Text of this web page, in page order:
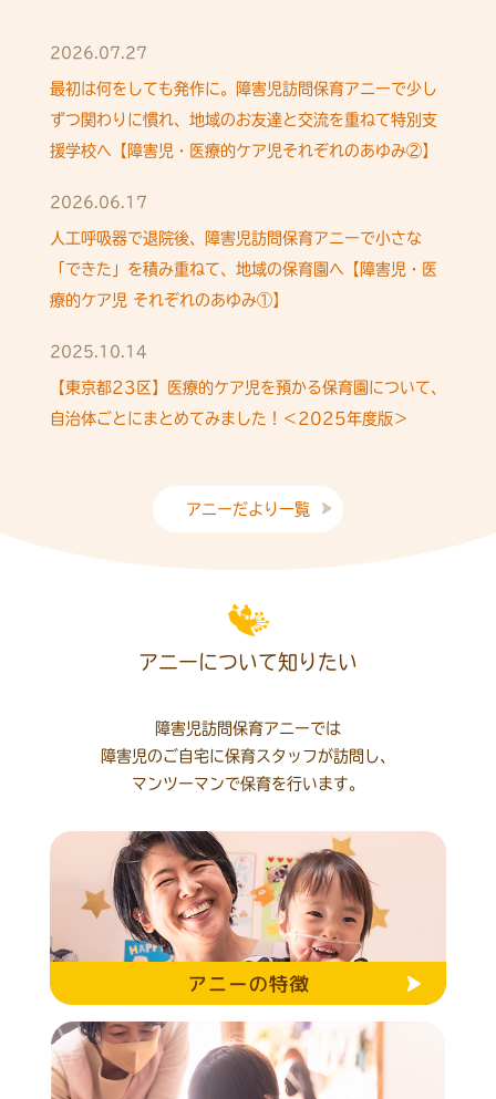
2026.07.27
最初は何をしても発作に。障害児訪問保育アニーで少し
ずつ関わりに慣れ、地域のお友達と交流を重ねて特別支
援学校へ【障害児・医療的ケア児それぞれのあゆみ②】
2026.06.17
人工呼吸器で退院後、障害児訪問保育アニーで小さな
「できた」を積み重ねて、地域の保育園へ【障害児・医
療的ケア児 それぞれのあゆみ①】
2025.10.14
【東京都23区】医療的ケア児を預かる保育園について、
自治体ごとにまとめてみました！＜2025年度版＞
アニーだより一覧
アニーについて知りたい
障害児訪問保育アニーでは
障害児のご自宅に保育スタッフが訪問し、
マンツーマンで保育を行います。